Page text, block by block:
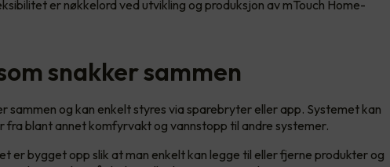
er nøkkelord ved utvikling og produksjon av mTouch Home-
snakker sammen
sammen og kan enkelt styres via sparebryter eller app. Systemet kan
fra blant annet komfyrvakt og vannstopp til andre systemer.
er bygget opp slik at man enkelt kan legge til eller fjerne produkter og